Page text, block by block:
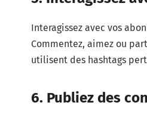
Interagissez avec vos
Commentez, aimez ou
utilisent des hashtags
6. Publiez des